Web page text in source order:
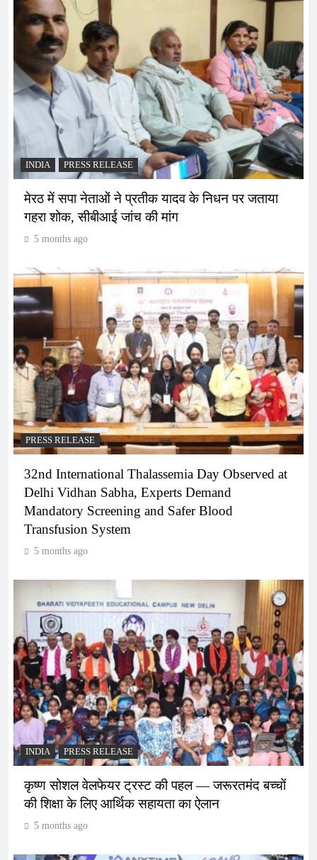
INDIA PRESS RELEASE
मेरठ में सपा नेताओं ने प्रतीक यादव के निधन पर जताया
गहरा शोक, सीबीआई जांच की मांग
5 months ago
PRESS RELEASE
32nd International Thalassemia Day Observed at
Delhi Vidhan Sabha, Experts Demand
Mandatory Screening and Safer Blood
Transfusion System
5 months ago
INDIA PRESS RELEASE
कृष्ण सोशल वेलफेयर ट्रस्ट की पहल — जरूरतमंद बच्चों
की शिक्षा के लिए आर्थिक सहायता का ऐलान
5 months ago